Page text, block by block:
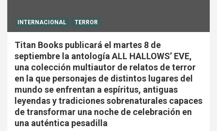
INTERNACIONAL TERROR
Titan Books publicará el martes 8 de
septiembre la antología ALL HALLOWS’ EVE,
una colección multiautor de relatos de terror
en la que personajes de distintos lugares del
mundo se enfrentan a espíritus, antiguas
leyendas y tradiciones sobrenaturales capaces
de transformar una noche de celebración en
una auténtica pesadilla